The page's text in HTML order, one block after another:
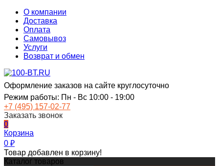
О компании
Доставка
Оплата
Самовывоз
Услуги
Возврат и обмен
Оформление заказов на сайте круглосуточно
Режим работы: Пн - Вс 10:00 - 19:00
+7 (495) 157-02-77
Заказать звонок
0
Корзина
0 ₽
Товар добавлен в корзину!
Каталог товаров